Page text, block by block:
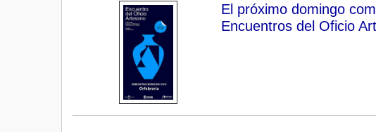
El próximo domingo
Encuentros del Oficio